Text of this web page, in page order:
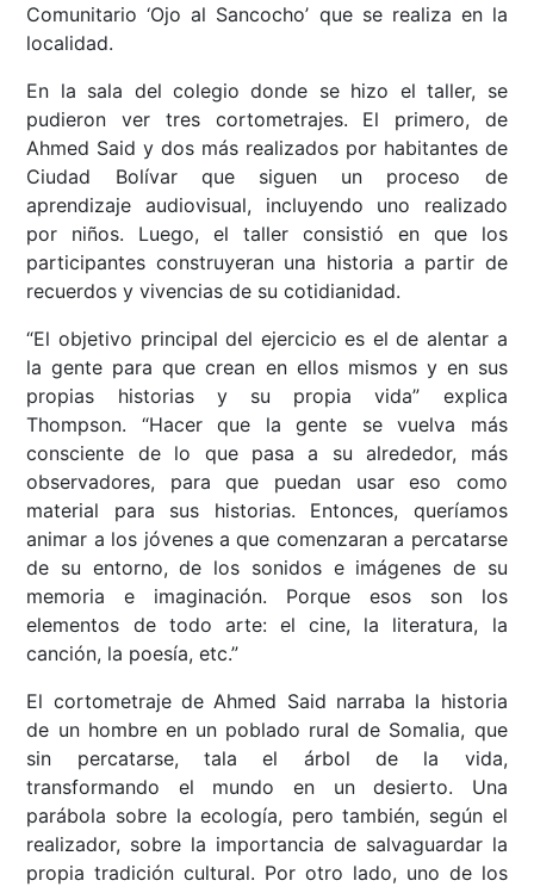
Comunitario ‘Ojo al Sancocho’ que se realiza en la
localidad.
En la sala del colegio donde se hizo el taller, se
pudieron ver tres cortometrajes. El primero, de
Ahmed Said y dos más realizados por habitantes de
Ciudad Bolívar que siguen un proceso de
aprendizaje audiovisual, incluyendo uno realizado
por niños. Luego, el taller consistió en que los
participantes construyeran una historia a partir de
recuerdos y vivencias de su cotidianidad.
“El objetivo principal del ejercicio es el de alentar a
la gente para que crean en ellos mismos y en sus
propias historias y su propia vida” explica
Thompson. “Hacer que la gente se vuelva más
consciente de lo que pasa a su alrededor, más
observadores, para que puedan usar eso como
material para sus historias. Entonces, queríamos
animar a los jóvenes a que comenzaran a percatarse
de su entorno, de los sonidos e imágenes de su
memoria e imaginación. Porque esos son los
elementos de todo arte: el cine, la literatura, la
canción, la poesía, etc.”
El cortometraje de Ahmed Said narraba la historia
de un hombre en un poblado rural de Somalia, que
sin percatarse, tala el árbol de la vida,
transformando el mundo en un desierto. Una
parábola sobre la ecología, pero también, según el
realizador, sobre la importancia de salvaguardar la
propia tradición cultural. Por otro lado, uno de los